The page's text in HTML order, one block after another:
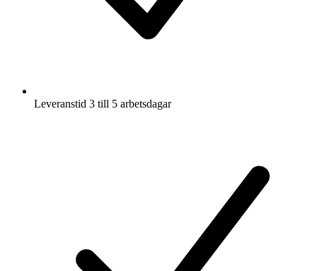
Leveranstid 3 till 5 arbetsdagar